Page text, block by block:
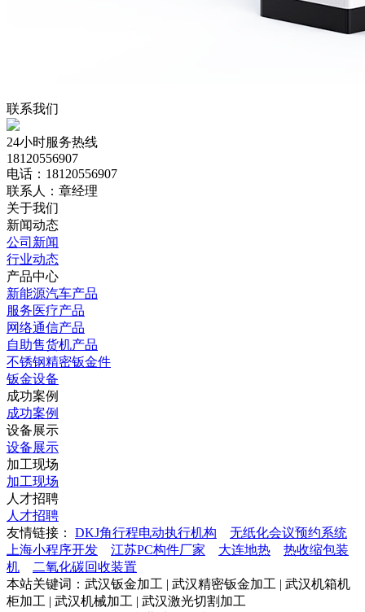
联系我们
24小时服务热线
18120556907
电话：18120556907
联系人：章经理
关于我们
新闻动态
公司新闻
行业动态
产品中心
新能源汽车产品
服务医疗产品
网络通信产品
自助售货机产品
不锈钢精密钣金件
钣金设备
成功案例
成功案例
设备展示
设备展示
加工现场
加工现场
人才招聘
人才招聘
友情链接： DKJ角行程电动执行机构
无纸化会议预约系统
上海小程序开发
江苏PC构件厂家 大连地热
热收缩包装
机
二氧化碳回收装置
本站关键词：武汉钣金加工 | 武汉精密钣金加工 | 武汉机箱机
柜加工 | 武汉机械加工 | 武汉激光切割加工